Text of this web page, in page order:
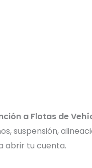
a Flotas de
suspensión,
abrir tu cuenta.